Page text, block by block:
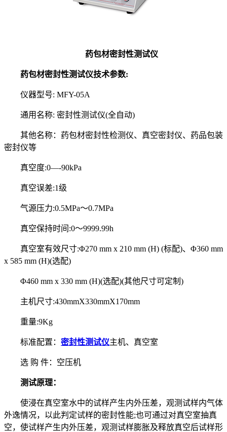
药包材密封性测试仪
药包材密封性测试仪技术参数:
仪器型号: MFY-05A
通用名称: 密封性测试仪(全自动)
其他名称：药包材密封性检测仪、真空密封仪、药品包装
密封仪等
真空度:0—-90kPa
真空误差:1级
气源压力:0.5MPa～0.7MPa
真空保持时间:0～9999.99h
真空室有效尺寸:Φ270 mm x 210 mm (H) (标配)、Φ360 mm
x 585 mm (H)(选配)
Φ460 mm x 330 mm (H)(选配)(其他尺寸可定制)
主机尺寸:430mmX330mmX170mm
重量:9Kg
标准配置： 密封性测试仪主机、真空室
选 购 件：空压机
测试原理：
使浸在真空室水中的试样产生内外压差，观测试样内气体
外逸情况，以此判定试样的密封性能;也可通过对真空室抽真
空，使试样产生内外压差，观测试样膨胀及释放真空后试样形